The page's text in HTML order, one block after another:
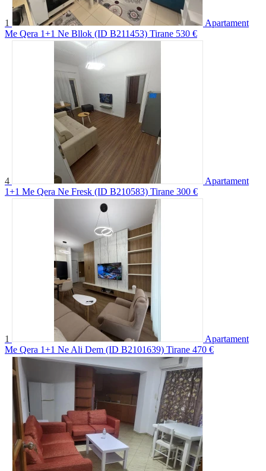
1
Apartament
Me Qera 1+1 Ne Bllok (ID B211453) Tirane 530 €
4
Apartament
1+1 Me Qera Ne Fresk (ID B210583) Tirane 300 €
1
Apartament
Me Qera 1+1 Ne Ali Dem (ID B2101639) Tirane 470 €